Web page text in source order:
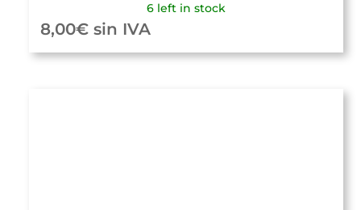
6 left in stock
8,00€ sin IVA